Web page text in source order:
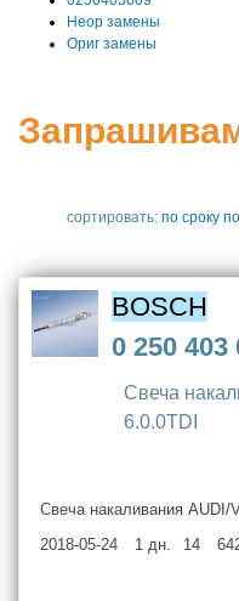
Неор замены
Ориг замены
сортировать: по сроку
BOSCH
0 250 403
Свеча
6.0.0TDI
Свеча накаливания AUDI/
2018-05-24
1 дн. 14